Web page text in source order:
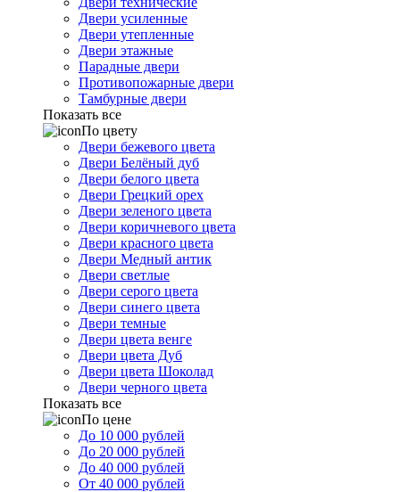
Двери усиленные
Двери утепленные
Двери этажные
Парадные двери
Противопожарные двери
Тамбурные двери
Показать все
По цвету
Двери бежевого цвета
Двери Белёный дуб
Двери белого цвета
Двери Грецкий орех
Двери зеленого цвета
Двери коричневого цвета
Двери красного цвета
Двери Медный антик
Двери светлые
Двери серого цвета
Двери синего цвета
Двери темные
Двери цвета венге
Двери цвета Дуб
Двери цвета Шоколад
Двери черного цвета
Показать все
По цене
До 10 000 рублей
До 20 000 рублей
До 40 000 рублей
От 40 000 рублей